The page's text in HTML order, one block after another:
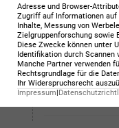
87'
Abstoß
Wesli De
Louviere.
Adresse und Browser-
Zugriff auf Informationen auf
Inhalte, Messung von
Zielgruppenforschung sowie
Diese Zwecke können unter
Identifikation durch Scannen
Manche Partner verwenden
Rechtsgrundlage für die
Ihr Widerspruchsrecht
Impressum|